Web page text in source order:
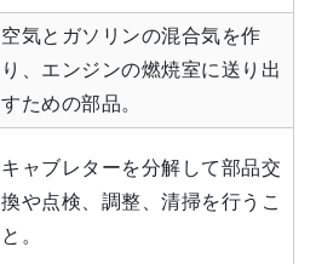
空気とガソリンの混合気を作
り、エンジンの燃焼室に送り出
すための部品。
キャブレターを分解して部品交
換や点検、調整、清掃を行うこ
と。